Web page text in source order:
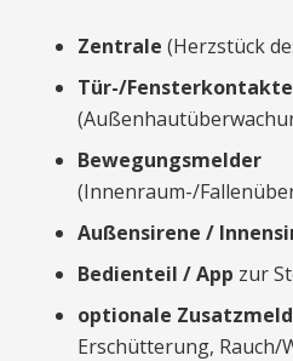
Zentrale (Herzstück
Tür-/Fensterkontakte
Bewegungsmelder
(Innenraum-/
Außensirene /
Bedienteil / App zur
optionale
Erschütterung, Rauch/